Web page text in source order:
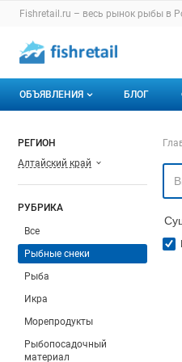
Раздел навигации
Fishretail.ru – весь рынок рыбы в
Авторизация и меню
Навигация по
ОБЪЯВЛЕНИЯ
Горячее предложение
БЛОГ
РЕГИОН
Алтайский край
РУБРИКА
Все
Рыбные снеки
Рыба
Икра
Морепродукты
Рыбопосадочный
материал